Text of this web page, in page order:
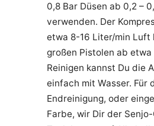
0,8 Bar Düsen ab 0,2 –
verwenden. Der
etwa 8-16 Liter/min Luft
großen Pistolen ab
Reinigen kannst Du die
einfach mit Wasser. Für
Endreinigung, oder
Farbe, wir Dir der